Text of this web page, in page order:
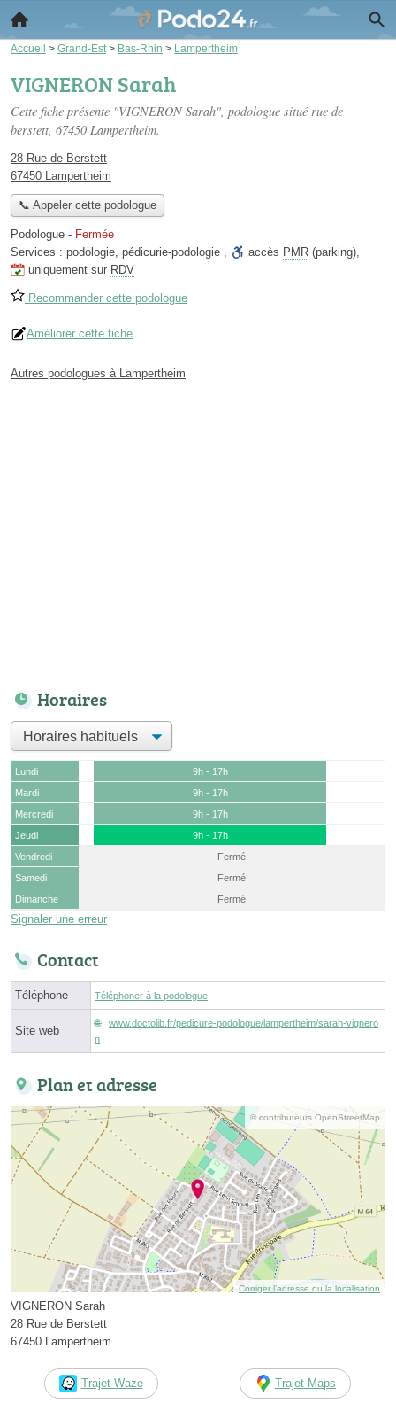
Accueil > Grand-Est > Bas-Rhin > Lampertheim
VIGNERON Sarah
Cette fiche présente "VIGNERON Sarah", podologue situé rue de
berstett, 67450 Lampertheim.
28 Rue de Berstett
67450 Lampertheim
📞 Appeler cette podologue
Podologue - Fermée
Services : podologie, pédicurie-podologie , accès PMR (parking),
uniquement sur RDV
Recommander cette podologue
Améliorer cette fiche
Autres podologues à Lampertheim
Horaires
Lundi
9h - 17h
Mardi
9h - 17h
Mercredi
9h - 17h
Jeudi
9h - 17h
Vendredi
Fermé
Samedi
Fermé
Dimanche
Fermé
Signaler une erreur
Contact
Téléphone Téléphoner à la podologue
Site web
www.doctolib.fr/pedicure-podologue/lampertheim/sarah-vignero
n
Plan et adresse
© contributeurs OpenStreetMap
Corriger l’adresse ou la localisation
VIGNERON Sarah
28 Rue de Berstett
67450 Lampertheim
Trajet Waze Trajet Maps